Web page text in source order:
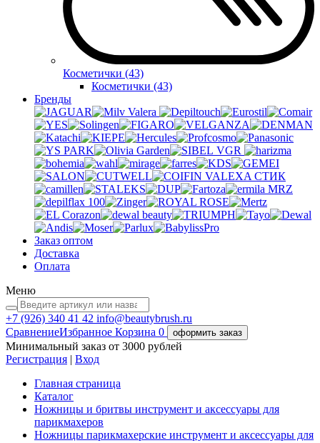
Косметички (43)
Косметички (43)
Бренды
Valera
VGR
VALEXA СТИК
MRZ
Заказ оптом
Доставка
Оплата
Меню
+7 (926) 340 41 42 info@beautybrush.ru
СравнениеИзбранное Корзина 0 оформить заказ
Минимальный заказ от 3000 рублей
Регистрация | Вход
Главная страница
Каталог
Ножницы и бритвы инструмент и аксессуары для
парикмахеров
Ножницы парикмахерские инструмент и аксессуары для